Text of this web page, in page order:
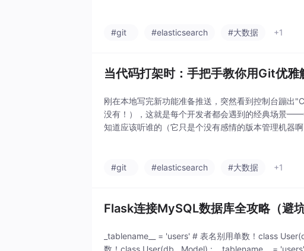
#git #elasticsearch #大数据 +1
当代码打架时：手把手教你用Git优雅
刚在本地写完新功能准备推送，突然看到控制台蹦出
没有！），这就是每个开发者都会遇到的经典场景
知道应该听谁的（它只是个没有感情的版本管理机器
#git #elasticsearch #大数据 +1
Flask连接MySQL数据库全攻略（避坑
_tablename__ = 'users' # 表名别用单数！class
数！class User(db . Model) : __tablename__ =